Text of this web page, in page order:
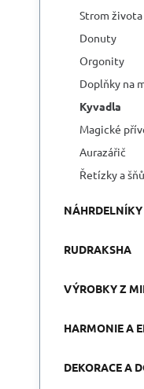
Strom
Donuty
Orgonity
Doplňky na
Kyvadla
Magické
Aurazářič
Řetízky a
RUDRAKSHA
VÝROBKY Z
HARMONIE A
DEKORACE A